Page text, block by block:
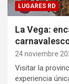
LUGARES RD
La Vega:
24 noviembre
Visitar la
experiencia